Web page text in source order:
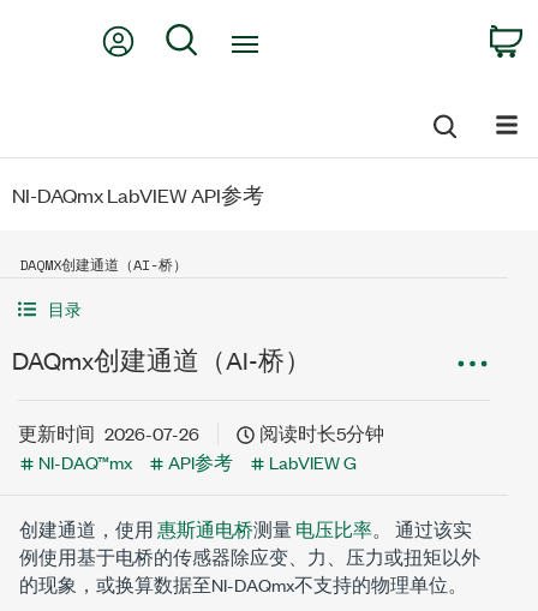
My Account
Search
NI-DAQmx LabVIEW API参考
DAQMX创建通道（AI-桥）
目录
DAQmx创建通道（AI-桥）
更新时间 2026-07-26
阅读时长5分钟
NI-DAQ™mx
API参考 LabVIEW G
创建通道，使用惠斯通电桥测量电压比率。 通过该实
例使用基于电桥的传感器除应变、力、压力或扭矩以外
的现象，或换算数据至NI-DAQmx不支持的物理单位。